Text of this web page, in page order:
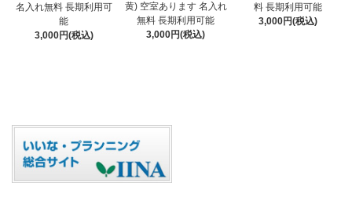
名入れ無料 長期利用可
能
3,000円(税込)
黄) 空室あります 名入れ
無料 長期利用可能
3,000円(税込)
料 長期利用可能
3,000円(税込)